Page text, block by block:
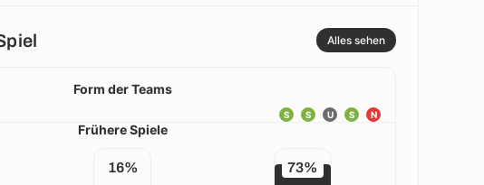
Alles sehen
Form der Teams
N
S
U
S
S
Frühere Spiele
16% 73%